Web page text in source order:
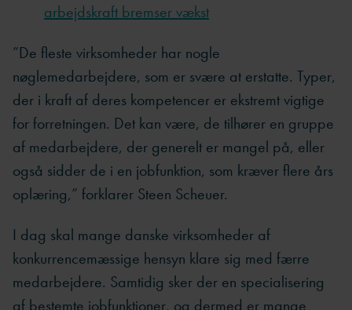
arbejdskraft bremser vækst
”De fleste virksomheder har nogle
nøglemedarbejdere, som er svære at erstatte. Typer,
der i kraft af deres kompetencer er ekstremt vigtige
for forretningen. Det kan være, de tilhører en gruppe
af medarbejdere, der generelt er mangel på, eller
også sidder de i en jobfunktion, som kræver flere års
oplæring,” forklarer Steen Scheuer.
I dag skal mange danske virksomheder af
konkurrencemæssige hensyn klare sig med færre
medarbejdere. Samtidig sker der en specialisering
af bestemte jobfunktioner, og dermed er mange